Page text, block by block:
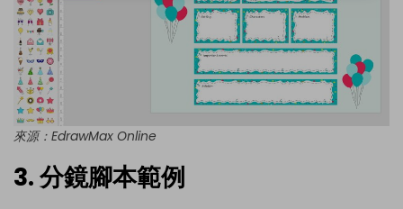
來源： EdrawMax Online
3. 分鏡腳本範例